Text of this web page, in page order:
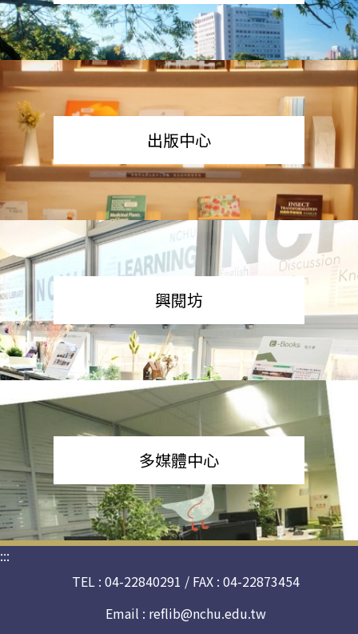
出版中心
興閱坊
多媒體中心
:::
TEL : 04-22840291 / FAX : 04-22873454
Email : reflib@nchu.edu.tw